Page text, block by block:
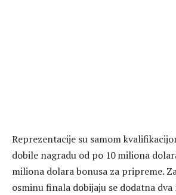
Reprezentacije su samom
dobile nagradu od po 10 miliona
miliona dolara bonusa za pripreme.
osminu finala dobijaju se dodatna